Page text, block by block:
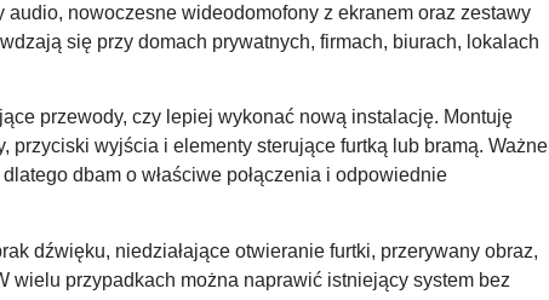
nowoczesne wideodomofony z ekranem oraz zestawy
się przy domach prywatnych, firmach, biurach, lokalach
przewody, czy lepiej wykonać nową instalację. Montuję
przyciski wyjścia i elementy sterujące furtką lub bramą. Ważne
dbam o właściwe połączenia i odpowiednie
dźwięku, niedziałające otwieranie furtki, przerywany obraz,
wielu przypadkach można naprawić istniejący system bez